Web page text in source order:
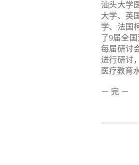
汕头大学
大学、英
学、法国
了9届全
每届研讨
进行研讨
医疗教育
－ 完 －